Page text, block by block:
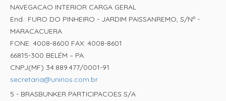
NAVEGACAO INTERIOR CARGA GERAL
End.: FURO DO PINHEIRO - JARDIM PAISSANREMO, S/Nº -
MARACACUERA
FONE: 4008-8600 FAX: 4008-8601
66815-300 BELÉM – PA.
CNPJ(MF) 34.889.477/0001-91
secretaria@unirios.com.br
5 - BRASBUNKER PARTICIPACOES S/A